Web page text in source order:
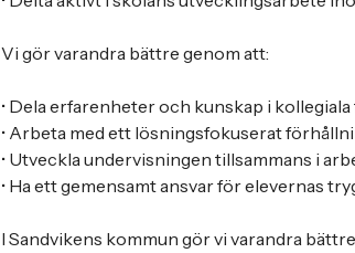
Vi gör varandra bättre genom att:
• Dela erfarenheter och kunskap i
• Arbeta med ett lösningsfokuserat
• Utveckla undervisningen tillsammans i
• Ha ett gemensamt ansvar för elevernas
I Sandvikens kommun gör vi varandra